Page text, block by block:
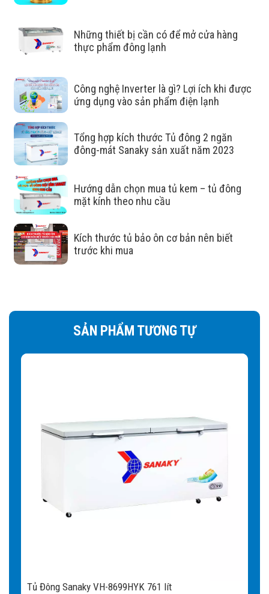
Làm lạnh sâu chất lượng làm lạnh
tốt
Với nhiệt độ dưới ≤-18°C thực phẩm được bảo quản trong
điều kiện đông lạnh sâu, phù hợp với nhu cầu bảo quản
một số thực phẩm như thịt, cá, rau củ, …trong thời gian
dài. Ngoài ra, nhiệt độ thấp như vậy sẽ bảo vệ thực phẩm
khỏi các vi khuẩn gây ôi, thiu, hỏng,…
3 chức năng sẵn sàng bảo quản
mọi loại thực phẩm
hợp với nhu cầu sử dụng của người dùng:
Chế độ mát: thích hợp lưu trữ các loại đồ uống cần ướp
lạnh, rau củ quả cần bảo quản tươi mát trong khoảng thời
Chế độ đông mềm: lưu trữ thực phẩm tươi, mềm trong
vòng 1 – 2 ngày nhưng vẫn đảm bảo giữ được chất dinh
lưu giữ trọn vẹn dưỡng chất.
Những thiết bị cần có để mở cửa hàng
thực phẩm đông lạnh
Công nghệ Inverter là gì? Lợi ích khi được
ứng dụng vào sản phẩm điện lạnh
Tổng hợp kích thước Tủ đông 2 ngăn
đông-mát Sanaky sản xuất năm 2023
Hướng dẫn chọn mua tủ kem – tủ đông
mặt kính theo nhu cầu
Kích thước tủ bảo ôn cơ bản nên biết
trước khi mua
SẢN PHẨM TƯƠNG TỰ
Tủ Đông Sanaky VH-8699HYK 761 lít